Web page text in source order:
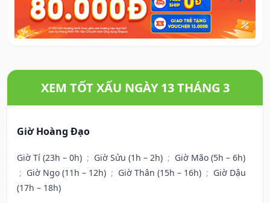
XEM TỐT XẤU NGÀY 13 THÁNG 3
Giờ Hoàng Đạo
Giờ Tí (23h – 0h) ; Giờ Sửu (1h – 2h) ; Giờ Mão (5h – 6h)
; Giờ Ngọ (11h – 12h) ; Giờ Thân (15h – 16h) ; Giờ Dậu
(17h – 18h)